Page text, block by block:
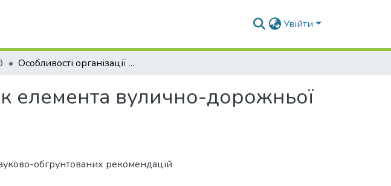
Увійти
Особливості організації бульварів як елемента вулично-дорожньої мережі міст
елемента вулично-дорожньої
обгрунтованих рекомендацій